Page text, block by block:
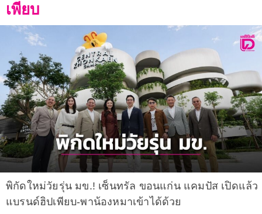
เพียบ
พิกัดใหม่วัยรุ่น มข.! เซ็นทรัล ขอนแก่น แคมปัส เปิดแล้ว
แบรนด์ฮิปเพียบ-พาน้องหมาเข้าได้ด้วย